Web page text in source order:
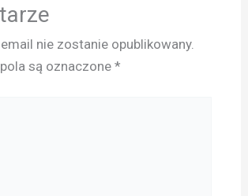
nie zostanie opublikowany.
są oznaczone *